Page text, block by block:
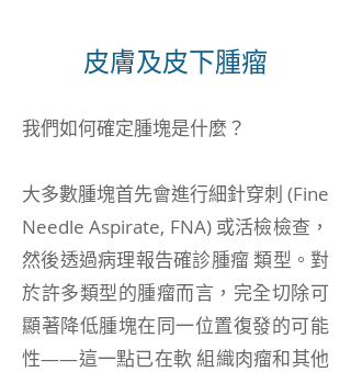
皮膚及皮下腫瘤
我們如何確定腫塊是什麼？
大多數腫塊首先會進行細針穿刺 (Fine
Needle Aspirate, FNA) 或活檢檢查，
然後透過病理報告確診腫瘤 類型。對
於許多類型的腫瘤而言，完全切除可
顯著降低腫塊在同一位置復發的可能
性——這一點已在軟 組織肉瘤和其他